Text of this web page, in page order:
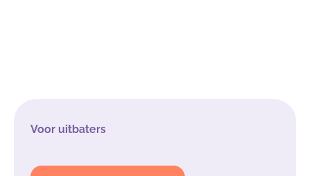
Voor uitbaters